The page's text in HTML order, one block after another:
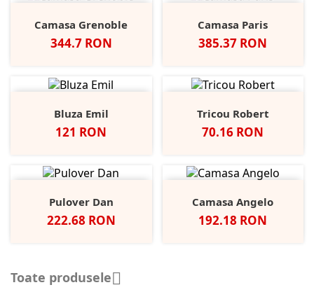
Camasa Grenoble
Pret
344.7 RON
Camasa Paris
Pret
385.37 RON
Bluza Emil
Pret
121 RON
Tricou Robert
Pret
70.16 RON
Pulover Dan
Pret
222.68 RON
Camasa Angelo
Pret
192.18 RON
Toate produsele